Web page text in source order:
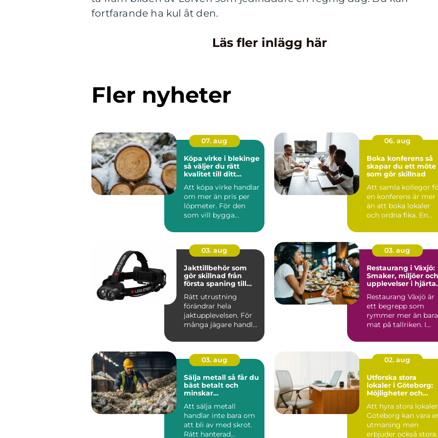
fortfarande ha kul åt den.
Läs fler inlägg här
Fler nyheter
07. aug
Köpa virke i blekinge
så väljer du rätt
kvalitet till ditt
Att köpa virke handlar
om mer än pris per
löpmeter. För den
som vill bygga
funk...
06. aug
Boka konferens så
skapar du ett möte
som gör skillnad
Att samla kollegor
en konferens är mer
än att boka lokaler
och ordna fika. En
03. aug
Jakttillbehör som
gör skillnad från
första spaning till
Rätt utrustning
förändrar hela
jaktupplevelsen. För
många jägare handlar
mest pr...
03. aug
Restaurang i Växjö:
Smaker, miljöer och
upplevelser i
Restaurang Växjö är
ett begrepp som
rymmer mer än bara
mat på tallriken. I...
03. aug
Sälja metall så får du
bäst betalt och
minskar
Att sälja metall
handlar inte bara om
att bli av med skrot.
Rätt hanterad
02. aug
Utforska stora
lokaler i Göteborg:
Möjligheter och
Att hyra stora
Göteborg kan vara
utmaning men
erbjuder också stora